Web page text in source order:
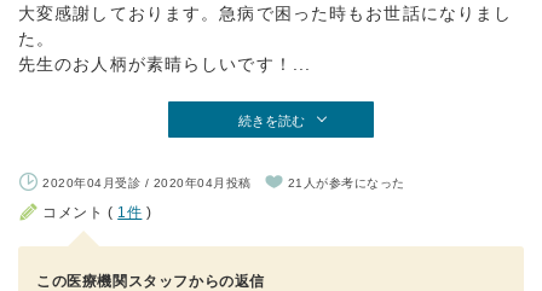
大変感謝しております。急病で困った時もお世話になりまし
た。
先生のお人柄が素晴らしいです！...
続きを読む
2020年04月受診 / 2020年04月投稿 21人が参考になった
コメント ( 1件 )
この医療機関スタッフからの返信